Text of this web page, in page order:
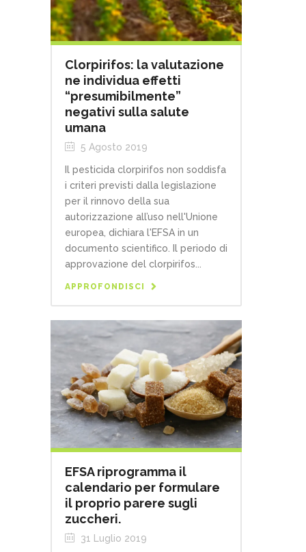
Clorpirifos: la valutazione
ne individua effetti
“presumibilmente”
negativi sulla salute
umana
5 Agosto 2019
Il pesticida clorpirifos non soddisfa
i criteri previsti dalla legislazione
per il rinnovo della sua
autorizzazione all’uso nell'Unione
europea, dichiara l'EFSA in un
documento scientifico. Il periodo di
approvazione del clorpirifos...
APPROFONDISCI
EFSA riprogramma il
calendario per formulare
il proprio parere sugli
zuccheri.
31 Luglio 2019